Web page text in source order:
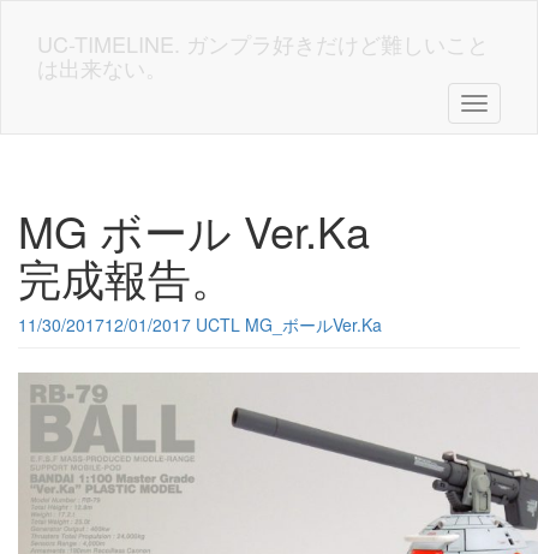
content
UC-TIMELINE. ガンプラ好きだけど難しいこと
は出来ない。
Toggle
MG ボール Ver.Ka
完成報告。
11/30/201712/01/2017 UCTL MG_ボールVer.Ka